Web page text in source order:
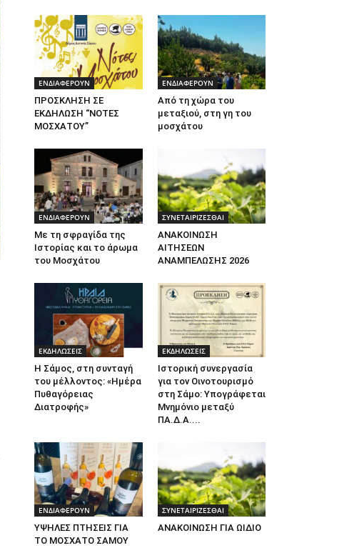
ΕΝΔΙΑΦΕΡΟΥΝ
ΠΡΟΣΚΛΗΣΗ ΣΕ
ΕΚΔΗΛΩΣΗ “ΝΟΤΕΣ
ΜΟΣΧΑΤΟΥ”
ΕΝΔΙΑΦΕΡΟΥΝ
Από τη χώρα του
μεταξιού, στη γη του
μοσχάτου
ΕΝΔΙΑΦΕΡΟΥΝ
Με τη σφραγίδα της
Ιστορίας και το άρωμα
του Μοσχάτου
ΣΥΝΕΤΑΙΡΙΖΕΣΘΑΙ
ΑΝΑΚΟΙΝΩΣΗ
ΑΙΤΗΣΕΩΝ
ΑΝΑΜΠΕΛΩΣΗΣ 2026
ΕΚΔΗΛΩΣΕΙΣ
Η Σάμος, στη συνταγή
του μέλλοντος: «Ημέρα
Πυθαγόρειας
Διατροφής»
ΕΚΔΗΛΩΣΕΙΣ
Ιστορική συνεργασία
για τον Οινοτουρισμό
στη Σάμο: Υπογράφεται
Μνημόνιο μεταξύ
ΠΑ.Δ.Α....
ΕΝΔΙΑΦΕΡΟΥΝ
ΥΨΗΛΕΣ ΠΤΗΣΕΙΣ ΓΙΑ
ΤΟ ΜΟΣΧΑΤΟ ΣΑΜΟΥ
ΣΥΝΕΤΑΙΡΙΖΕΣΘΑΙ
ΑΝΑΚΟΙΝΩΣΗ ΓΙΑ ΩΙΔΙΟ